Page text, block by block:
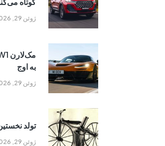
ژوئن 29, 2026
ژوئن 29, 2026
به اوج
ژوئن 29, 2026
تولد